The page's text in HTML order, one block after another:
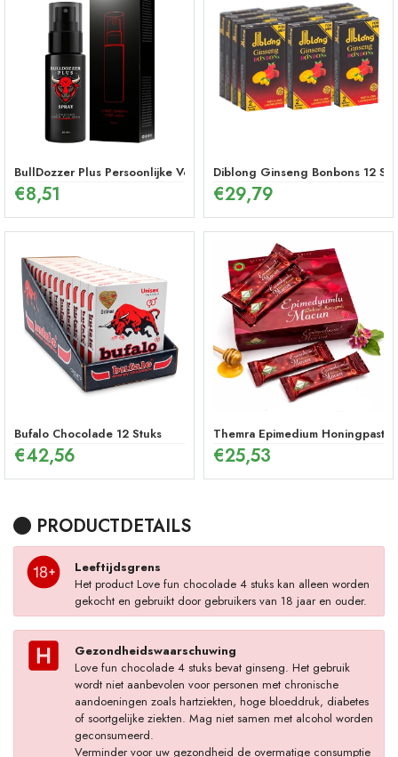
BullDozzer Plus Persoonlijke Verzorgingsspray
€8,51
Diblong Ginseng Bonbons 12
€29,79
Bufalo Chocolade 12 Stuks
€42,56
Themra Epimedium
€25,53
PRODUCTDETAILS
Leeftijdsgrens
Het product Love fun chocolade 4 stuks kan alleen worden
gekocht en gebruikt door gebruikers van 18 jaar en ouder.
Gezondheidswaarschuwing
Love fun chocolade 4 stuks bevat ginseng. Het gebruik
wordt niet aanbevolen voor personen met chronische
aandoeningen zoals hartziekten, hoge bloeddruk, diabetes
of soortgelijke ziekten. Mag niet samen met alcohol worden
geconsumeerd.
Verminder voor uw gezondheid de overmatige consumptie